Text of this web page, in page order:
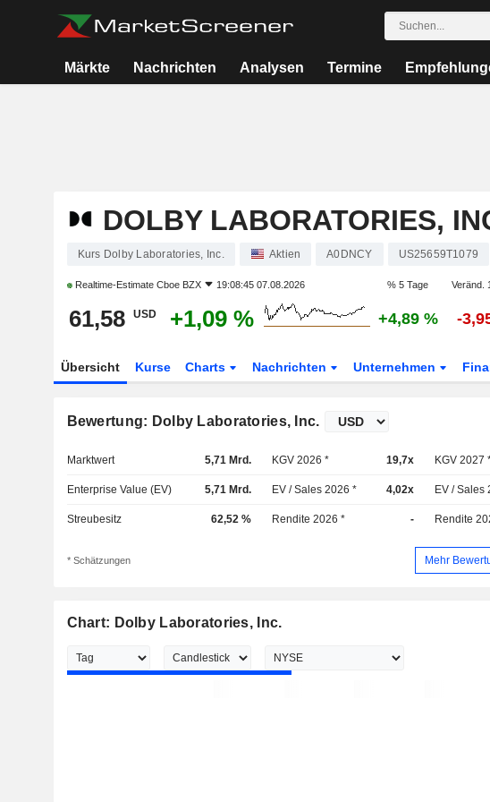
Märkte Nachrichten Analysen Termine
DOLBY LABORATORIES,
Kurs Dolby Laboratories, Inc. Aktien A0DNCY US25659T1079
Realtime-Estimate Cboe BZX 19:08:45 07.08.2026 % 5 Tage Veränd.
61,58 USD +1,09 % +4,89 % -
Übersicht Kurse Charts Nachrichten Unternehmen
Bewertung: Dolby Laboratories, Inc.
Marktwert 5,71 Mrd. KGV 2026 * 19,7x KGV 2027
Enterprise Value (EV) 5,71 Mrd. EV / Sales 2026 * 4,02x EV / Sales
Streubesitz 62,52 % Rendite 2026 * - Rendite
* Schätzungen Mehr
Chart: Dolby Laboratories, Inc.